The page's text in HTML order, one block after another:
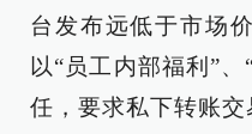
台发布远低于市场
以“员工内部福利”
任，要求私下转账